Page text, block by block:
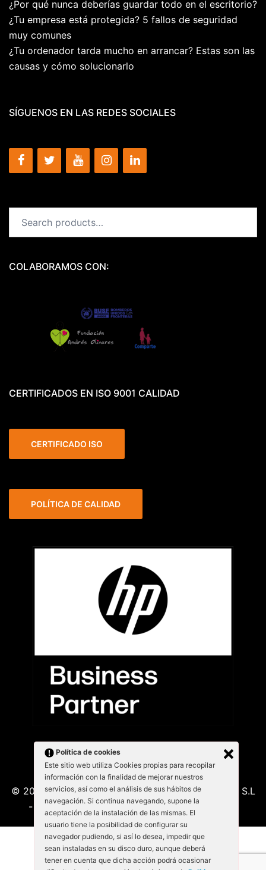
¿Por qué nunca deberías guardar todo en el escritorio?
¿Tu empresa está protegida? 5 fallos de seguridad
muy comunes
¿Tu ordenador tarda mucho en arrancar? Estas son las
causas y cómo solucionarlo
SÍGUENOS EN LAS REDES SOCIALES
for:
COLABORAMOS CON:
CERTIFICADOS EN ISO 9001 CALIDAD
CERTIFICADO ISO
POLÍTICA DE CALIDAD
© 2026 Kabu Blanu System SL. KabuBlanu System S.L
- Lepant 339/341 (Local 4) 08025 - Barcelona
Política de cookies
Este sitio web utiliza Cookies propias para recopilar
información con la finalidad de mejorar nuestros
servicios, así como el análisis de sus hábitos de
navegación. Si continua navegando, supone la
aceptación de la instalación de las mismas. El
usuario tiene la posibilidad de configurar su
navegador pudiendo, si así lo desea, impedir que
sean instaladas en su disco duro, aunque deberá
tener en cuenta que dicha acción podrá ocasionar